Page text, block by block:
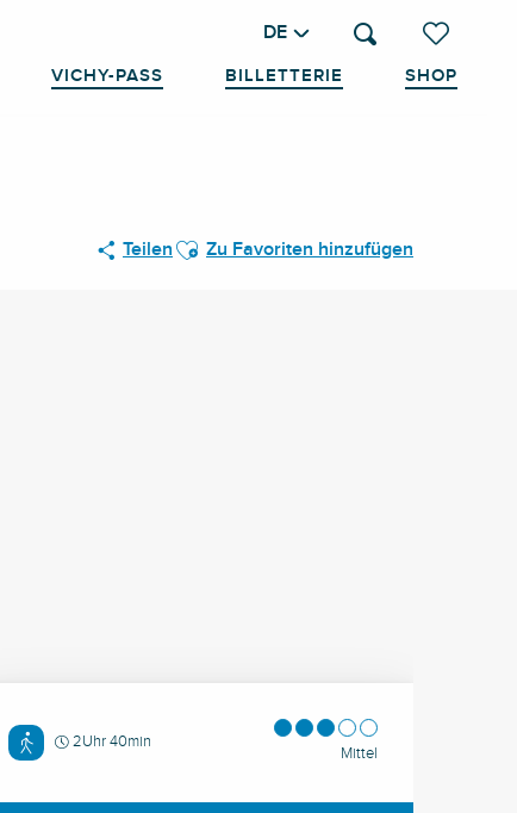
Voir les
Suche
DE
VICHY-PASS BILLETTERIE SHOP
Teilen Ajouter aux favoris
Zu Favoriten hinzufügen
2Uhr 40min
Mittel